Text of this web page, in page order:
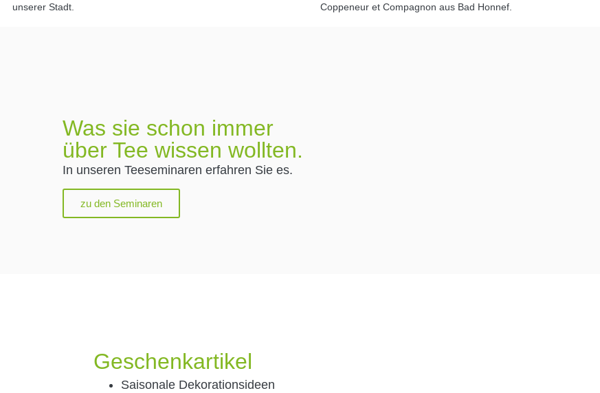
unserer Stadt.
Coppeneur et Compagnon aus Bad Honnef.
Was sie schon immer
über Tee wissen wollten.
In unseren Teeseminaren erfahren Sie es.
zu den Seminaren
Geschenkartikel
Saisonale Dekorationsideen